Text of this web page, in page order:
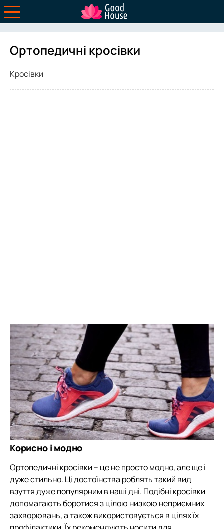
Ортопедичні кросівки
Кросівки
Корисно і модно
Ортопедичні кросівки – це не просто модно, але ще і
дуже стильно. Ці достоїнства роблять такий вид
взуття дуже популярним в наші дні. Подібні кросівки
допомагають боротися з цілою низкою неприємних
захворювань, а також використовується в цілях їх